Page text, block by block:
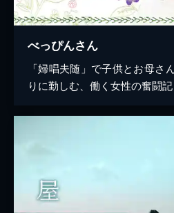
べっぴんさん
「婦唱夫随」で子供とお母さ
りに勤しむ、働く女性の奮闘記